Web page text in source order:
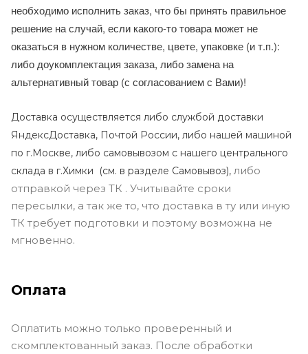
необходимо исполнить заказ, что бы принять правильное
решение на случай, если какого-то товара может не
оказаться в нужном количестве, цвете, упаковке (и т.п.):
либо доукомплектация заказа, либо замена на
альтернативный товар (с согласованием с Вами)!
Доставка осуществляется либо службой доставки
ЯндексДоставка, Почтой России, либо нашей машиной
по г.Москве, либо самовывозом с нашего центрального
склада в г.Химки (см. в разделе Самовывоз), либо
отправкой через ТК . Учитывайте сроки
пересылки, а так же то, что доставка в ту или иную
ТК требует подготовки и поэтому возможна не
мгновенно.
Оплата
Оплатить можно только проверенный и
скомплектованный заказ. После обработки